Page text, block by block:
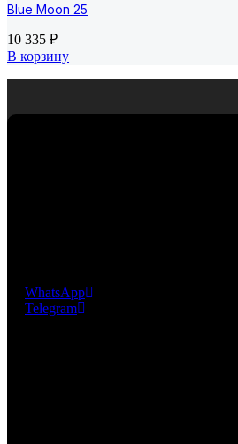
Blue Moon 25
10 335 ₽
В корзину
WhatsApp
Telegram